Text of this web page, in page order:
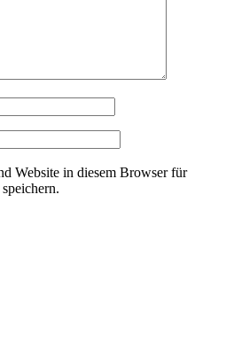
Website in diesem Browser für